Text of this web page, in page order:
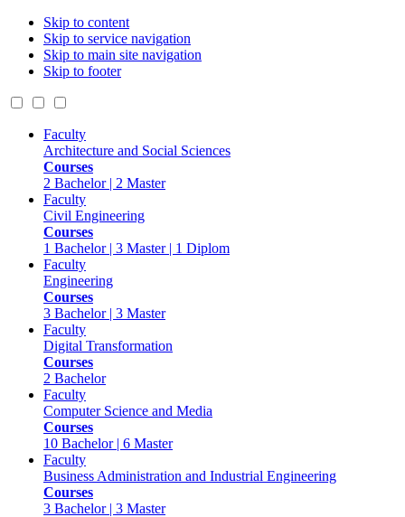
Skip to content
Skip to service navigation
Skip to main site navigation
Skip to footer
Faculty
Architecture and Social Sciences
Courses
2 Bachelor | 2 Master
Faculty
Civil Engineering
Courses
1 Bachelor | 3 Master | 1 Diplom
Faculty
Engineering
Courses
3 Bachelor | 3 Master
Faculty
Digital Transformation
Courses
2 Bachelor
Faculty
Computer Science and Media
Courses
10 Bachelor | 6 Master
Faculty
Business Administration and Industrial Engineering
Courses
3 Bachelor | 3 Master